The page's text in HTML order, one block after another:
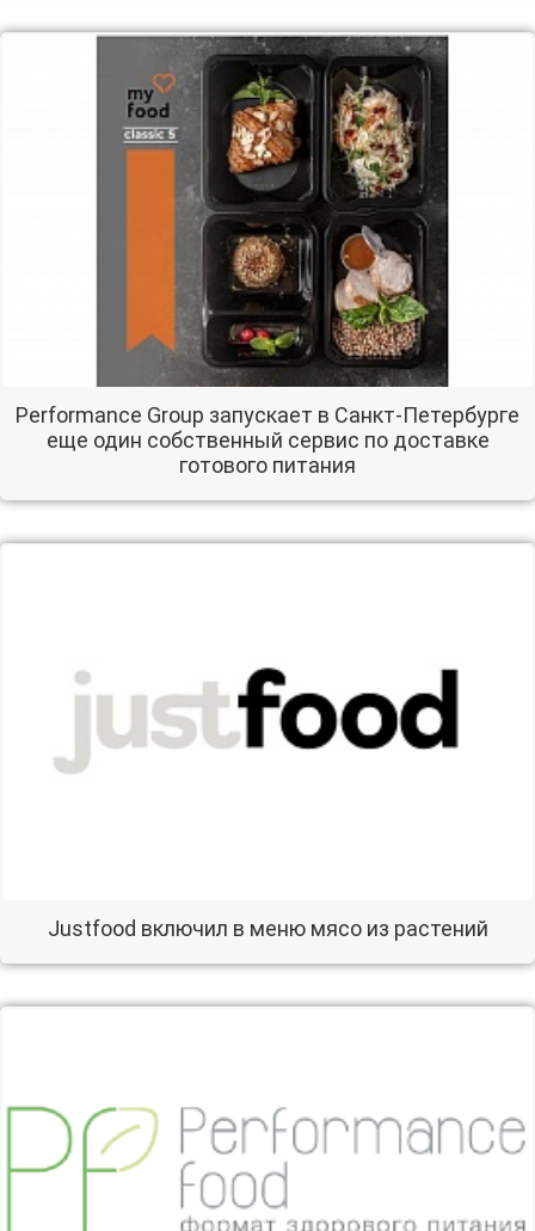
Performance Group запускает в Санкт-Петербурге
еще один собственный сервис по доставке
готового питания
Justfood включил в меню мясо из растений